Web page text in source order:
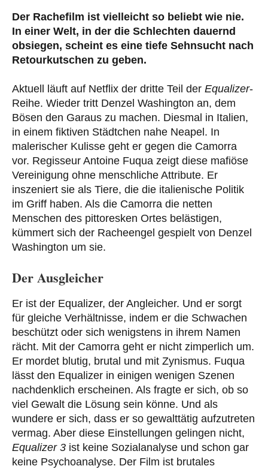
Der Rachefilm ist vielleicht so beliebt wie nie.
In einer Welt, in der die Schlechten dauernd
obsiegen, scheint es eine tiefe Sehnsucht nach
Retourkutschen zu geben.
Aktuell läuft auf Netflix der dritte Teil der Equalizer-
Reihe. Wieder tritt Denzel Washington an, dem
Bösen den Garaus zu machen. Diesmal in Italien,
in einem fiktiven Städtchen nahe Neapel. In
malerischer Kulisse geht er gegen die Camorra
vor. Regisseur Antoine Fuqua zeigt diese mafiöse
Vereinigung ohne menschliche Attribute. Er
inszeniert sie als Tiere, die die italienische Politik
im Griff haben. Als die Camorra die netten
Menschen des pittoresken Ortes belästigen,
kümmert sich der Racheengel gespielt von Denzel
Washington um sie.
Der Ausgleicher
Er ist der Equalizer, der Angleicher. Und er sorgt
für gleiche Verhältnisse, indem er die Schwachen
beschützt oder sich wenigstens in ihrem Namen
rächt. Mit der Camorra geht er nicht zimperlich um.
Er mordet blutig, brutal und mit Zynismus. Fuqua
lässt den Equalizer in einigen wenigen Szenen
nachdenklich erscheinen. Als fragte er sich, ob so
viel Gewalt die Lösung sein könne. Und als
wundere er sich, dass er so gewalttätig aufzutreten
vermag. Aber diese Einstellungen gelingen nicht,
Equalizer 3 ist keine Sozialanalyse und schon gar
keine Psychoanalyse. Der Film ist brutales